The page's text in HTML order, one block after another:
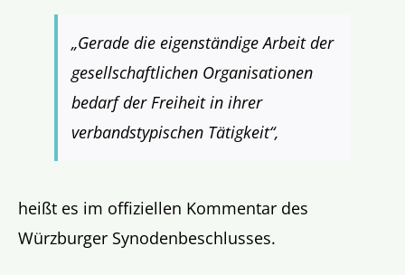
„Gerade die eigenständige Arbeit der
gesellschaftlichen Organisationen
bedarf der Freiheit in ihrer
verbandstypischen Tätigkeit“,
heißt es im offiziellen Kommentar des
Würzburger Synodenbeschlusses.